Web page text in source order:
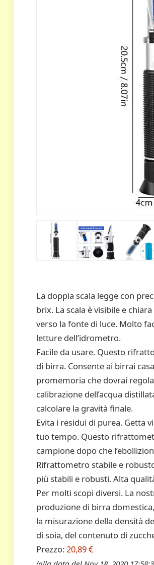
La doppia scala legge con
brix. La scala è visibile e
verso la fonte di luce. Molto
letture dell’idrometro.
Facile da usare. Questo
di birra. Consente ai birrai
promemoria che dovrai
calibrazione dell’acqua
calcolare la gravità finale.
Evita i residui di purea. Getta
tuo tempo. Questo
campione dopo che
Rifrattometro stabile e
più stabili e robusti. Alta
Per molti scopi diversi. La
produzione di birra
la misurazione della densità
di soia, del contenuto di
Prezzo:20,89 €